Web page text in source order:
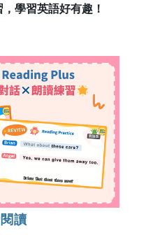
學習英語好有趣！
讀